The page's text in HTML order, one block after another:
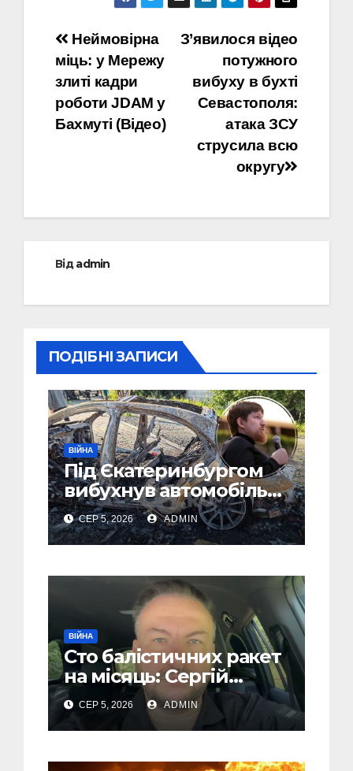
Навігація
записів
З’явилося відео
потужного
вибуху в бухті
Севастополя:
атака ЗСУ
струсила всю
округу
Неймовірна
міць: у Мережу
злиті кадри
роботи JDAM у
Бахмуті (Відео)
Відadmin
ПОДІБНІ ЗАПИСИ
ВІЙНА
Під Єкатеринбургом
вибухнув автомобіль
голови компанії-
виробника дронів
“Упир” – перші
СЕР 5, 2026 ADMIN
ВІЙНА
Сто балістичних ракет
на місяць: Сергій
“Флеш” закликав
українців готуватися
до гіршого
СЕР 5, 2026 ADMIN